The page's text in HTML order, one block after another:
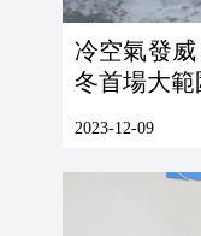
冷空氣發
冬首場大範
2023-12-09